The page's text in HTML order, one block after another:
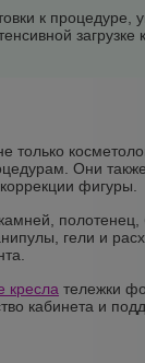
к процедуре,
загрузке
Они
фигуры.
полотенец,
гели и
кресла тележки
кабинета и